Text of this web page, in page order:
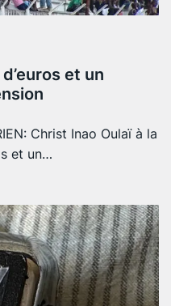
et un
Christ Inao Oulaï à la
et un…